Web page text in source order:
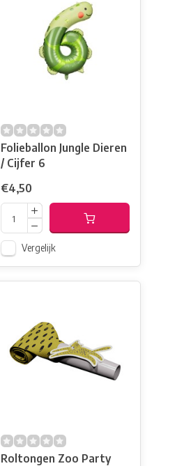
Folieballon Jungle Dieren
/ Cijfer 6
€4,50
Vergelijk
Roltongen Zoo Party